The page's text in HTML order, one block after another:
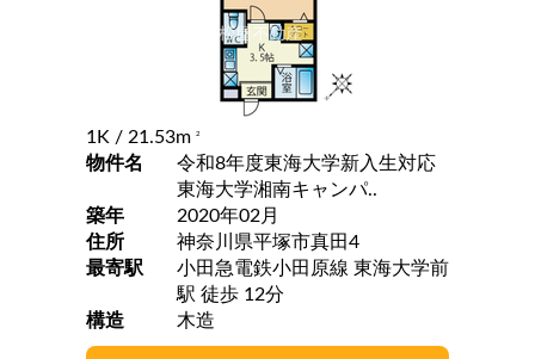
1K / 21.53m 2
物件名
令和8年度東海大学新入生対応
東海大学湘南キャンパ..
築年
2020年02月
住所
神奈川県平塚市真田4
最寄駅
小田急電鉄小田原線 東海大学前
駅 徒歩 12分
構造
木造